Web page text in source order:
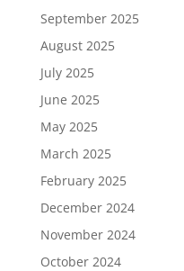
September 2025
August 2025
July 2025
June 2025
May 2025
March 2025
February 2025
December 2024
November 2024
October 2024